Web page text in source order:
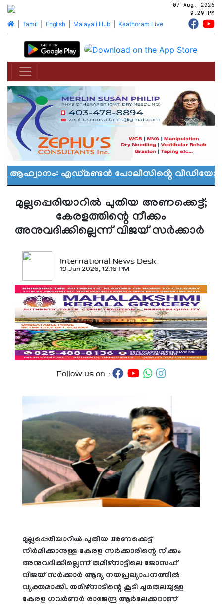
07 Aug, 2026
9:29 PM
| Tamil English| Malayali Hub Kaathoram Live
എഡ്മണ്ടൻ പോലീസിൻ്റെ വീഡിയോ
മുല്ലപ്പെരിയാറില്‍ പുതിയ അണക്കെട്ട്;
കേരളത്തിന്റെ നീക്കം
അനുവദിക്കില്ലെന്ന് വിജയ് സര്‍ക്കാര്‍
International News Desk
19 Jun 2026, 12:16 PM
Follow us on :
മുല്ലപ്പെരിയാറില്‍ പുതിയ അണക്കെട്ട്
നിര്‍മിക്കാനുള്ള കേരള സര്‍ക്കാരിന്റെ നീക്കം
അനുവദിക്കില്ലെന്ന് തമിഴ്‌നാട്ടിലെ ജോസഫ്
വിജയ് സര്‍ക്കാര്‍ ആദ്യ നയപ്രഖ്യാപനത്തില്‍
വ്യക്തമാക്കി. തമിഴ്‌നാടിന്റെ കൂടി ചുമതലയുള്ള
കേരള ഗവര്‍ണര്‍ രാജേന്ദ്ര ആര്‍ലേക്കറാണ്